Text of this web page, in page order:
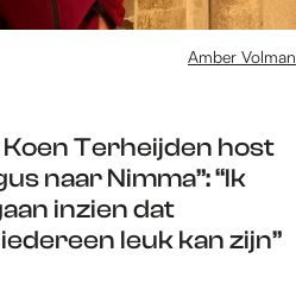
Terheijden host
naar Nimma”: “Ik
inzien dat
leuk kan zijn”
Amber Volman